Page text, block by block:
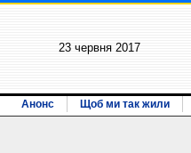
23 червня 2017
Анонс Щоб ми так жили